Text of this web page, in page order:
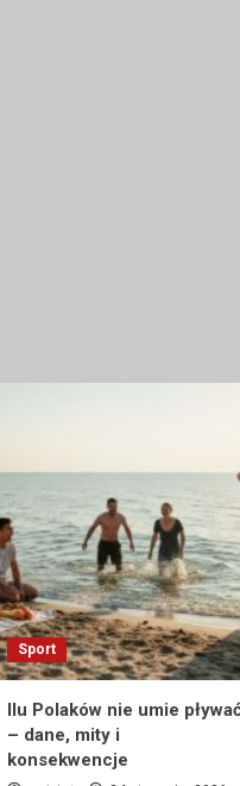
Sport
Ilu Polaków nie umie
– dane, mity i
konsekwencje